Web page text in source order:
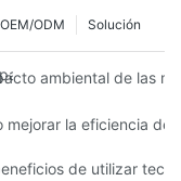
Solución
ODM
de móviles con
ambiental de las
la máquina de
mejorar la eficiencia de
de teléfonos en el
de utilizar